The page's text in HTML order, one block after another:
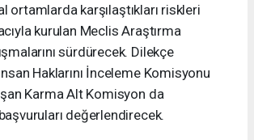
ortamlarda karşılaştıkları riskleri
kurulan Meclis Araştırma
sürdürecek. Dilekçe
Haklarını İnceleme Komisyonu
Karma Alt Komisyon da
değerlendirecek.